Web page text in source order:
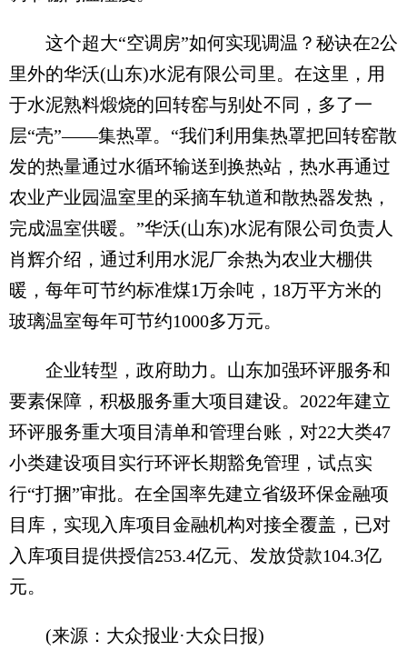
这个超大“空调房”如何实现调温？秘诀在2公
里外的华沃(山东)水泥有限公司里。在这里，用
于水泥熟料煅烧的回转窑与别处不同，多了一
层“壳”——集热罩。“我们利用集热罩把回转窑散
发的热量通过水循环输送到换热站，热水再通过
农业产业园温室里的采摘车轨道和散热器发热，
完成温室供暖。”华沃(山东)水泥有限公司负责人
肖辉介绍，通过利用水泥厂余热为农业大棚供
暖，每年可节约标准煤1万余吨，18万平方米的
玻璃温室每年可节约1000多万元。
企业转型，政府助力。山东加强环评服务和
要素保障，积极服务重大项目建设。2022年建立
环评服务重大项目清单和管理台账，对22大类47
小类建设项目实行环评长期豁免管理，试点实
行“打捆”审批。在全国率先建立省级环保金融项
目库，实现入库项目金融机构对接全覆盖，已对
入库项目提供授信253.4亿元、发放贷款104.3亿
元。
(来源：大众报业·大众日报)